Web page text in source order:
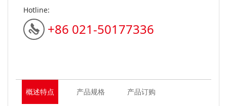
Hotline:
+86 021-50177336
概述特点 产品规格 产品订购